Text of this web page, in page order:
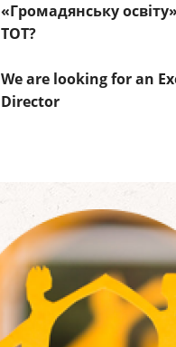
«Громадянську
ТОТ?
We are looking for an
Director